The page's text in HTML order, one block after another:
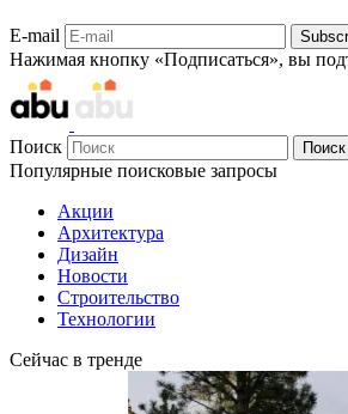
E-mail
Нажимая кнопку «Подписаться», вы
Поиск Поиск
Популярные поисковые запросы
Акции
Архитектура
Дизайн
Новости
Строительство
Технологии
Сейчас в тренде